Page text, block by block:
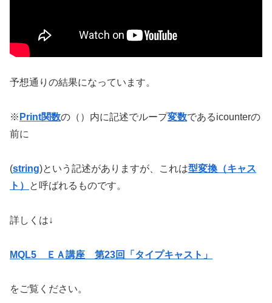
予想通りの結果になっています。
※ Print関数の（）内に記述でループ変数であるicounterの
前に
(string)という記述がありますが、これは型変換（キャス
ト）
と呼ばれるものです。
詳しくは↓
MQL5 ＥＡ講座 第23回「タイプキャスト」
をご覧ください。